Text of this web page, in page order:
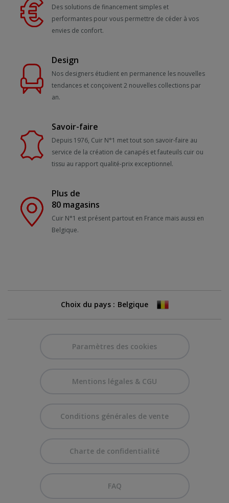
Des solutions de financement simples et
performantes pour vous permettre de céder à vos
envies de confort.
Design
Nos designers étudient en permanence les nouvelles
tendances et conçoivent 2 nouvelles collections par
an.
Savoir-faire
Depuis 1976, Cuir N°1 met tout son savoir-faire au
service de la création de canapés et fauteuils cuir ou
tissu au rapport qualité-prix exceptionnel.
Plus de
80 magasins
Cuir N°1 est présent partout en France mais aussi en
Belgique.
Choix du pays :
Paramètres des cookies
Mentions légales & CGU
Conditions générales de vente
Charte de confidentialité
FAQ